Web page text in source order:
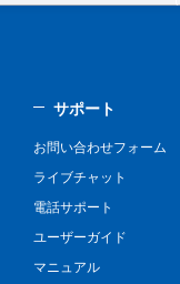
サポート
お問い合わせフォーム
ライブチャット
電話サポート
ユーザーガイド
マニュアル